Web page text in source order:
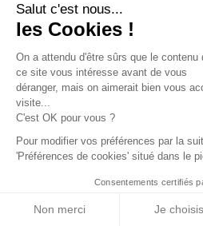
Salut c'est nous...
les Cookies !
On a attendu d'être sûrs que le contenu
ce site vous intéresse avant de vous
déranger, mais on aimerait bien vous
visite...
C'est OK pour vous ?
Pour modifier vos préférences par la
'Préférences de cookies' situé dans le
Consentements certifiés
Non merci Je choisis
Trouvez le
le plus
projet